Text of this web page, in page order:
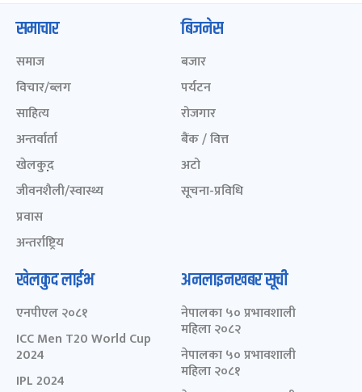
समाचार
समाज
विचार/ब्लग
साहित्य
अन्तर्वार्ता
खेलकुद़़
जीवनशैली/स्वास्थ्य
प्रवास
अन्तर्राष्ट्रिय
बिजनेस
बजार
पर्यटन
रोजगार
बैंक / वित्त
अटो
सूचना-प्रविधि
खेलकुद लाईभ
एनपीएल २०८१
ICC Men T20 World Cup
2024
IPL 2024
अनलाइनखबर सूची
नेपालका ५० प्रभावशाली
महिला २०८२
नेपालका ५० प्रभावशाली
महिला २०८१